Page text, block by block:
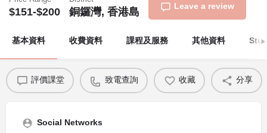
$151-$200 銅鑼灣, 香港島 Leave a review
基本資料 收費資料 課程及服務 其他資料
評價課堂 致電查詢 收藏 分享
Social Networks